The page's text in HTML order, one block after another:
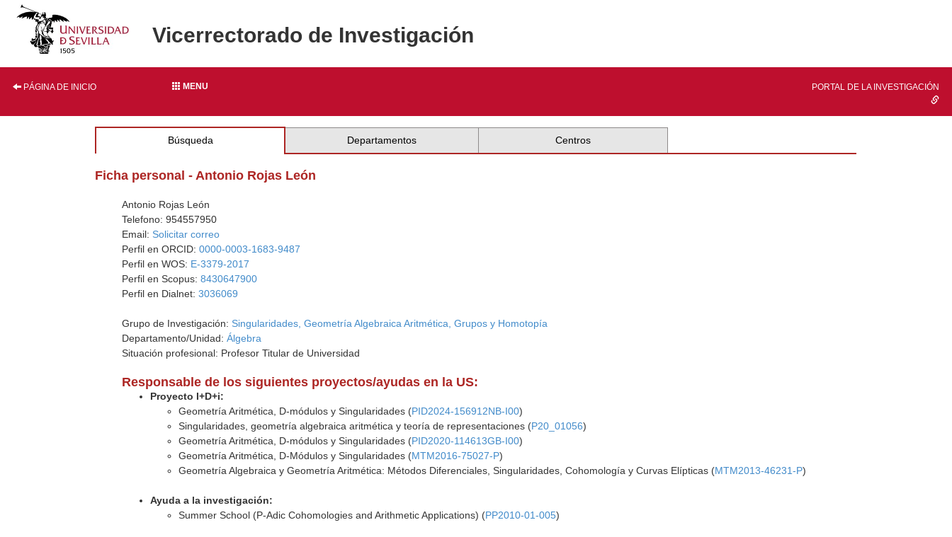
Vicerrectorado de Investigación
PÁGINA DE INICIO MENU PORTAL DE LA INVESTIGACIÓN
Búsqueda Departamentos Centros
Ficha personal - Antonio Rojas León
Antonio Rojas León
Telefono: 954557950
Email: Solicitar correo
Perfil en ORCID:0000-0003-1683-9487
Perfil en WOS: E-3379-2017
Perfil en Scopus:8430647900
Perfil en Dialnet:3036069
Grupo de Investigación: Singularidades, Geometría Algebraica Aritmética, Grupos y Homotopía
Departamento/Unidad:Álgebra
Situación profesional: Profesor Titular de Universidad
Responsable de los siguientes proyectos/ayudas en la US:
Proyecto I+D+i:
Geometría Aritmética, D-módulos y Singularidades (PID2024-156912NB-I00)
Singularidades, geometría algebraica aritmética y teoría de representaciones (P20_01056)
Geometría Aritmética, D-módulos y Singularidades (PID2020-114613GB-I00)
Geometría Aritmética, D-Módulos y Singularidades (MTM2016-75027-P)
Geometría Algebraica y Geometría Aritmética: Métodos Diferenciales, Singularidades, Cohomología y Curvas Elípticas (MTM2013-46231-P)
Ayuda a la investigación:
Summer School (P-Adic Cohomologies and Arithmetic Applications) (PP2010-01-005)